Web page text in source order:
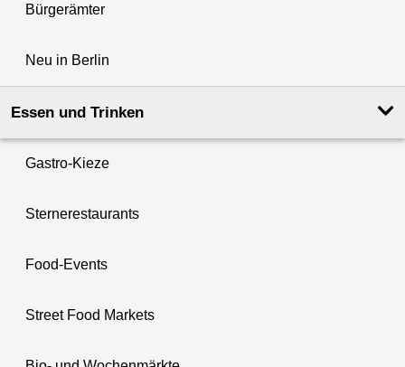
Bürgerämter
Neu in Berlin
Essen und Trinken
Gastro-Kieze
Sternerestaurants
Food-Events
Street Food Markets